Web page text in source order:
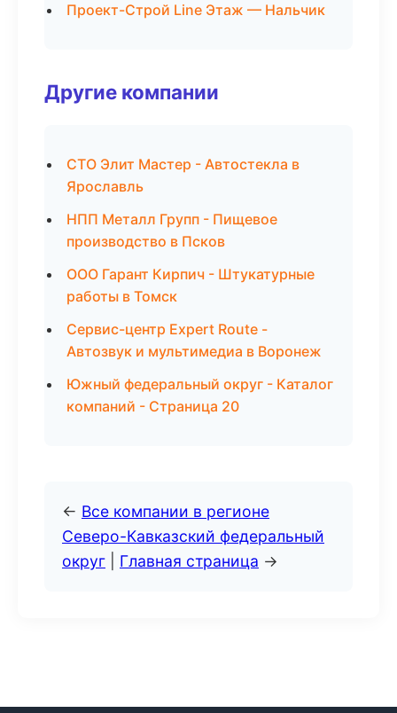
Проект-Строй Line Этаж — Нальчик
Другие компании
СТО Элит Мастер - Автостекла в
Ярославль
НПП Металл Групп - Пищевое
производство в Псков
ООО Гарант Кирпич - Штукатурные
работы в Томск
Сервис-центр Expert Route -
Автозвук и мультимедиа в Воронеж
Южный федеральный округ - Каталог
компаний - Страница 20
← Все компании в регионе
Северо-Кавказский федеральный
округ
Главная страница →